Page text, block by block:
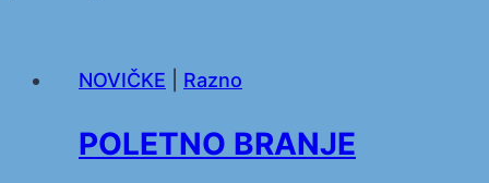
NOVIČKE Razno
POLETNO BRANJE